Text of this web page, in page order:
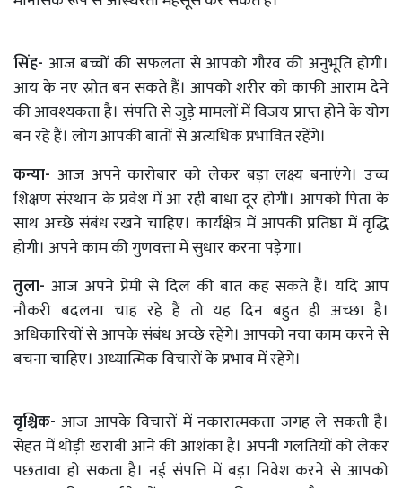
सिंह- आज बच्चों की सफलता से आपको गौरव की अनुभूति होगी।
आय के नए स्रोत बन सकते हैं। आपको शरीर को काफी आराम देने
की आवश्यकता है। संपत्ति से जुड़े मामलों में विजय प्राप्त होने के योग
बन रहे हैं। लोग आपकी बातों से अत्यधिक प्रभावित रहेंगे।
कन्या- आज अपने कारोबार को लेकर बड़ा लक्ष्य बनाएंगे। उच्च
शिक्षण संस्थान के प्रवेश में आ रही बाधा दूर होगी। आपको पिता के
साथ अच्छे संबंध रखने चाहिए। कार्यक्षेत्र में आपकी प्रतिष्ठा में वृद्धि
होगी। अपने काम की गुणवत्ता में सुधार करना पड़ेगा।
तुला- आज अपने प्रेमी से दिल की बात कह सकते हैं। यदि आप
नौकरी बदलना चाह रहे हैं तो यह दिन बहुत ही अच्छा है।
अधिकारियों से आपके संबंध अच्छे रहेंगे। आपको नया काम करने से
बचना चाहिए। अध्यात्मिक विचारों के प्रभाव में रहेंगे।
वृश्चिक-आज आपके विचारों में नकारात्मकता जगह ले सकती है।
सेहत में थोड़ी खराबी आने की आशंका है। अपनी गलतियों को लेकर
पछतावा हो सकता है। नई संपत्ति में बड़ा निवेश करने से आपको